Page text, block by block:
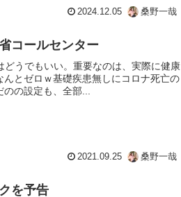
2024.12.05 桑野一哉
コールセンター
うでもいい。重要なのは、実際に健康
とゼロｗ基礎疾患無しにコロナ死亡の
の設定も、全部...
2021.09.25 桑野一哉
を予告